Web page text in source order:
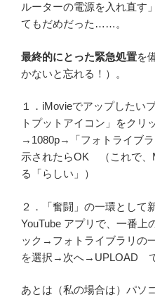
ルーターの電源を入れ直す
てもだめだった……。
最終的にとった緊急処置を
かないと忘れる！）。
１．iMovieでアップしたい
トプットアイコン」をク
→1080p→「フォトライブ
示されたらOK （これで、
る「らしい」）
２．「奮闘」の一環として
YouTube アプリで、一番上
ック→フォトライブラリの
を選択→次へ→UPLOAD で
あとは（私の場合は）パソ